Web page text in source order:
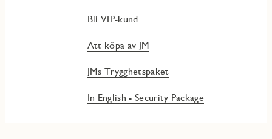
Bli VIP-kund
Att köpa av JM
JMs Trygghetspaket
In English - Security Package